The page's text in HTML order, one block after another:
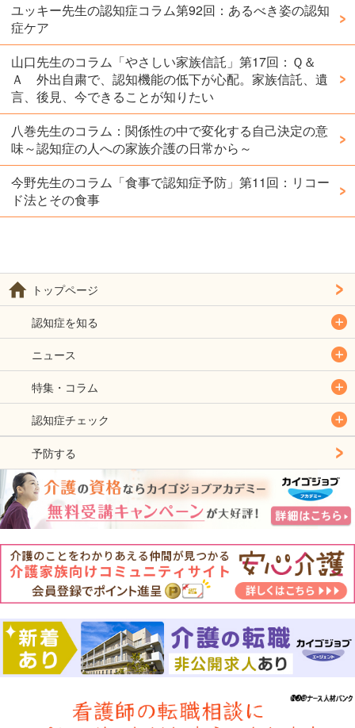
ユッキー先生の認知症コラム第92回：あるべき姿の認知
症ケア
山口先生のコラム「やさしい家族信託」第17回：Ｑ＆
Ａ 外出自粛で、認知機能の低下が心配。家族信託、遺
言、後見、今できることが知りたい
八巻先生のコラム：関係性の中で変化する自己決定の意
味～認知症の人への家族介護の日常から～
今野先生のコラム「食事で認知症予防」第11回：リコー
ド法とその食事
トップページ
認知症を知る
ニュース
特集・コラム
認知症チェック
予防する